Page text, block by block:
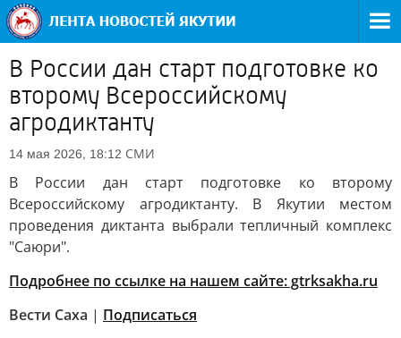
В России дан старт подготовке ко
второму Всероссийскому
агродиктанту
14 мая 2026, 18:12 СМИ
В России дан старт подготовке ко второму
Всероссийскому агродиктанту. В Якутии местом
проведения диктанта выбрали тепличный комплекс
"Саюри".
Подробнее по ссылке на нашем сайте: gtrksakha.ru
Вести Саха | Подписаться